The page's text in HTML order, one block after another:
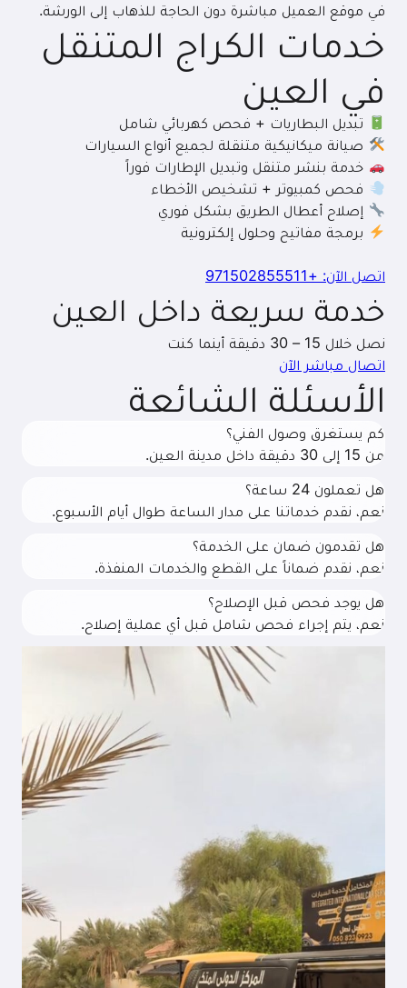
في موقع العميل مباشرة دون الحاجة للذهاب إلى الورشة.
خدمات الكراج المتنقل
في العين
تبديل البطاريات + فحص كهربائي شامل
صيانة ميكانيكية متنقلة لجميع أنواع السيارات
خدمة بنشر متنقل وتبديل الإطارات فوراً
فحص كمبيوتر + تشخيص الأخطاء
إصلاح أعطال الطريق بشكل فوري
برمجة مفاتيح وحلول إلكترونية
اتصل الآن: +971502855511
خدمة سريعة داخل العين
نصل خلال 15 – 30 دقيقة أينما كنت
اتصال مباشر الآن
الأسئلة الشائعة
كم يستغرق وصول الفني؟
من 15 إلى 30 دقيقة داخل مدينة العين.
هل تعملون 24 ساعة؟
نعم، نقدم خدماتنا على مدار الساعة طوال أيام الأسبوع.
هل تقدمون ضمان على الخدمة؟
نعم، نقدم ضماناً على القطع والخدمات المنفذة.
هل يوجد فحص قبل الإصلاح؟
نعم، يتم إجراء فحص شامل قبل أي عملية إصلاح.